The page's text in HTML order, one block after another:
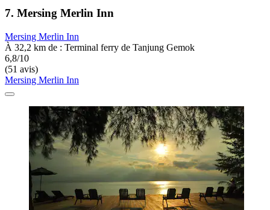
7. Mersing Merlin Inn
Mersing Merlin Inn
À 32,2 km de : Terminal ferry de Tanjung Gemok
6,8/10
(51 avis)
Mersing Merlin Inn